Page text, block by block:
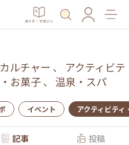
ガイド・マガジン
ルチャー 、 アクティビテ
お菓子、 温泉・スパ
イベント アクティビティ
記事 投稿